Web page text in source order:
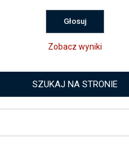
Zobacz wyniki
SZUKAJ NA STRONIE